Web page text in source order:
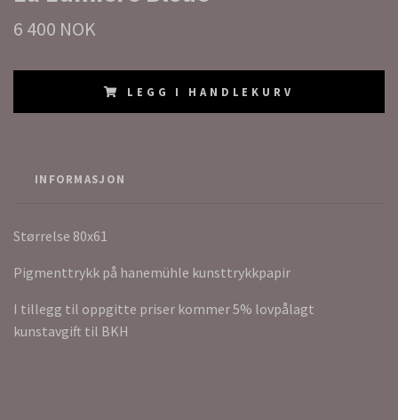
6 400 NOK
LEGG I HANDLEKURV
INFORMASJON
Størrelse 80x61
Pigmenttrykk på hanemühle kunsttrykkpapir
I tillegg til oppgitte priser kommer 5% lovpålagt
kunstavgift til BKH